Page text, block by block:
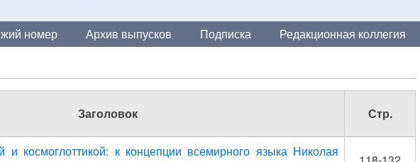
номер Архив выпусков Подписка Редакционная коллегия
Заголовок Стр.
и космоглоттикой: к концепции всемирного языка Николая